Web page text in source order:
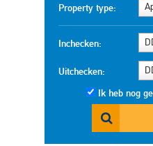
Property type:
Inchecken:
Uitchecken:
Ik heb nog